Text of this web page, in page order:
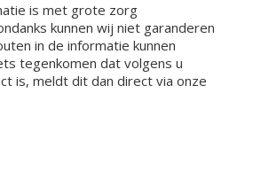
is met grote zorg
kunnen wij niet garanderen
in de informatie kunnen
tegenkomen dat volgens u
is, meldt dit dan direct via onze